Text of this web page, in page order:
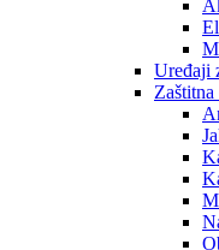
Uređaji
Zaštitna